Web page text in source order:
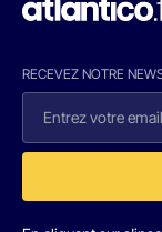
RECEVEZ NOTRE